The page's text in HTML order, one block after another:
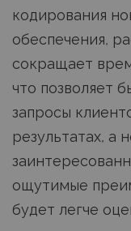
кодирования
обеспечения,
сокращает
что позволяет
запросы
результатах, а
ощутимые
будет легче